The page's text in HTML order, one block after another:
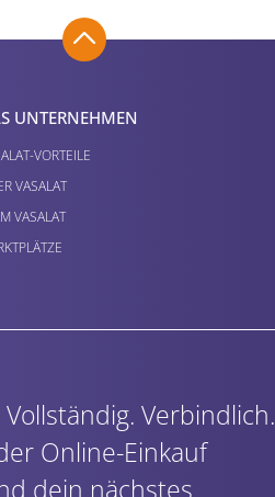
UNTERNEHMEN
VORTEILE
VASALAT
VASALAT
Verbindlich.
Online-Einkauf
dein nächstes